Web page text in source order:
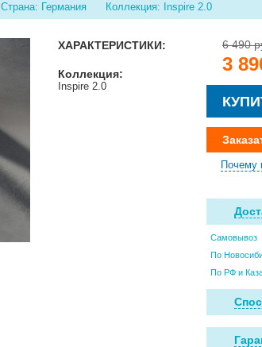
Страна: Германия Коллекция: Inspire 2.0
ХАРАКТЕРИСТИКИ:
Коллекция:
Inspire 2.0
6 490
3
Почему
Самовывоз
По
По РФ и